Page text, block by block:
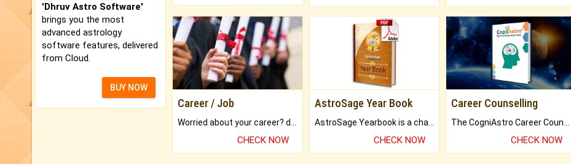
'Dhruv Astro Software'
brings you the most
advanced astrology
software features, delivered
from Cloud.
BUY NOW
Career / Job
CHECK NOW
AstroSage Year Book
CHECK NOW
Career Counselling
CHECK NOW